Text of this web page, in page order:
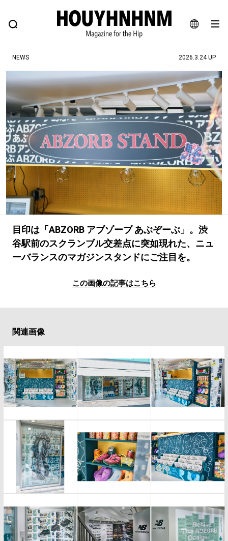
JA
EN
FEATURE BLOG SNAP
ヒップなファッション、カルチャー、ライフスタイルWEBマガジン
#注目のタグ
#SHOPPING ADDICT #憧れの逸品
#ESSENTIAL DESIGNS
#NEW VINTAGE #マイナーグッド図鑑
#路地裏てぃーん。 #MONTHLY JOURNAL
#GH 銘品の所以 #フイナムのYouTube
#Commune H #FOCUS IT #AH.H
#ととけん #FASHION #MOVIE
#LIFESTYLE #SNEAKER #OUTDOOR
#SPORTS #HANDSOME HANDBOOK
NEWS 2026.3.24 UP
目印は「ABZORB アブゾーブ あぶぞーぶ」。渋
谷駅前のスクランブル交差点に突如現れた、ニュ
ーバランスのマガジンスタンドにご注目を。
この画像の記事はこちら
関連画像